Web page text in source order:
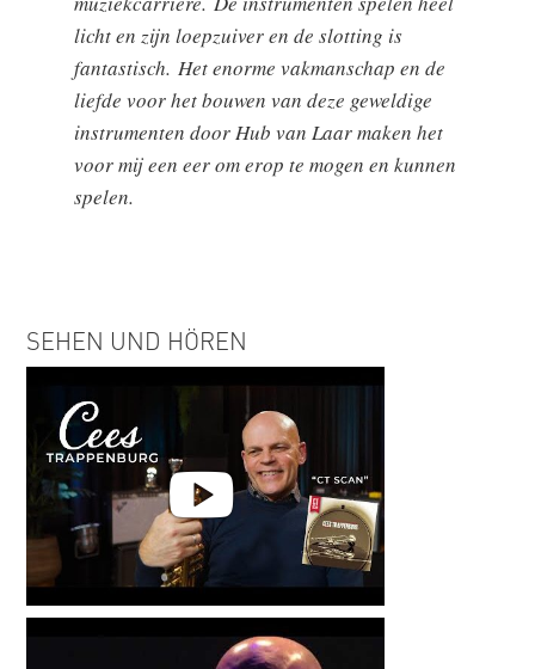
licht en zijn loepzuiver en de slotting is
fantastisch. Het enorme vakmanschap en de
liefde voor het bouwen van deze geweldige
instrumenten door Hub van Laar maken het
voor mij een eer om erop te mogen en kunnen
spelen.
SEHEN UND HÖREN
Cees Trappenburg | CT Scan